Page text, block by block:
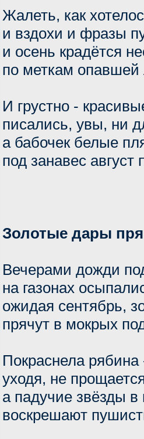
Жалеть, как
и вздохи и фразы
и осень крадётся
по меткам опавшей
И грустно -
писались, увы, ни
а бабочек белые
под занавес август
Золотые дары
Вечерами дожди
на газонах
ожидая сентябрь,
прячут в мокрых
Покраснела рябина
уходя, не
а падучие звёзды
воскрешают